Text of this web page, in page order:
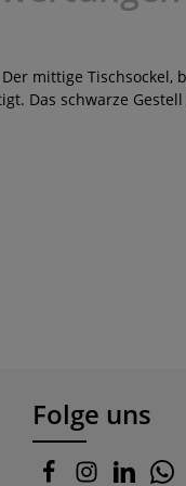
mittige Tischsockel,
Das schwarze
Folge uns